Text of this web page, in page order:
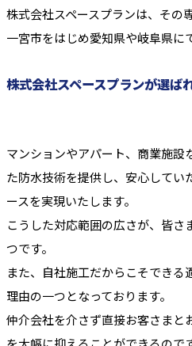
株式会社スペースプランは、その
一宮市をはじめ愛知県や岐阜県に
株式会社スペースプランが選ば
マンションやアパート、商業施設
た防水技術を提供し、安心してい
ースを実現いたします。
こうした対応範囲の広さが、皆さ
つです。
また、自社施工だからこそできる
理由の一つとなっております。
仲介会社を介さず直接お客さまと